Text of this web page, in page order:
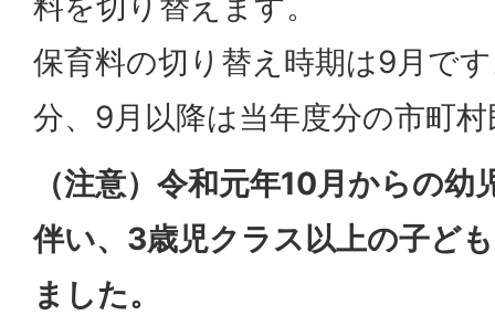
保育料の切り替え時期は9月で
分、9月以降は当年度分の市町
（注意）令和元年10月からの
伴い、3歳児クラス以上の子ど
ました。